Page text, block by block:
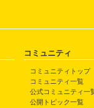
コミュニティ
コミュニティトップ
コミュニティ一覧
公式コミュニティ一
公開トピック一覧